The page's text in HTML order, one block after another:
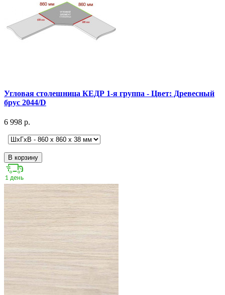
Угловая столешница КЕДР 1-я группа - Цвет: Древесный
брус 2044/D
6 998 р.
В корзину